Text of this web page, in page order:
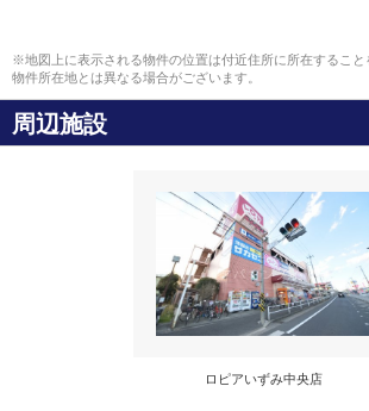
※地図上に表示される物件の位置は付近住所に所在するこ
物件所在地とは異なる場合がございます。
周辺施設
ロピアいずみ中央店